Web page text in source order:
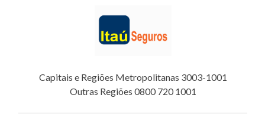
Capitais e Regiões Metropolitanas 3003-1001
Outras Regiões 0800 720 1001